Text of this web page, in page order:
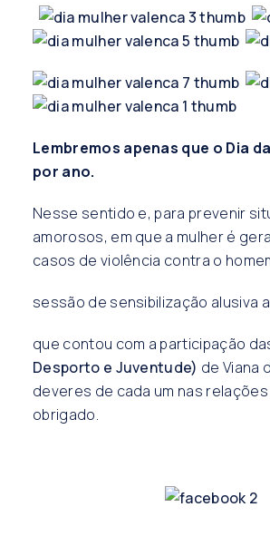
Lembremos apenas que o Dia
por ano.
Nesse sentido e, para prevenir
amorosos, em que a mulher é
casos de violência contra o
sessão de sensibilização alusiva
que contou com a participação
Desporto e Juventude) de Viana
deveres de cada um nas
obrigado.